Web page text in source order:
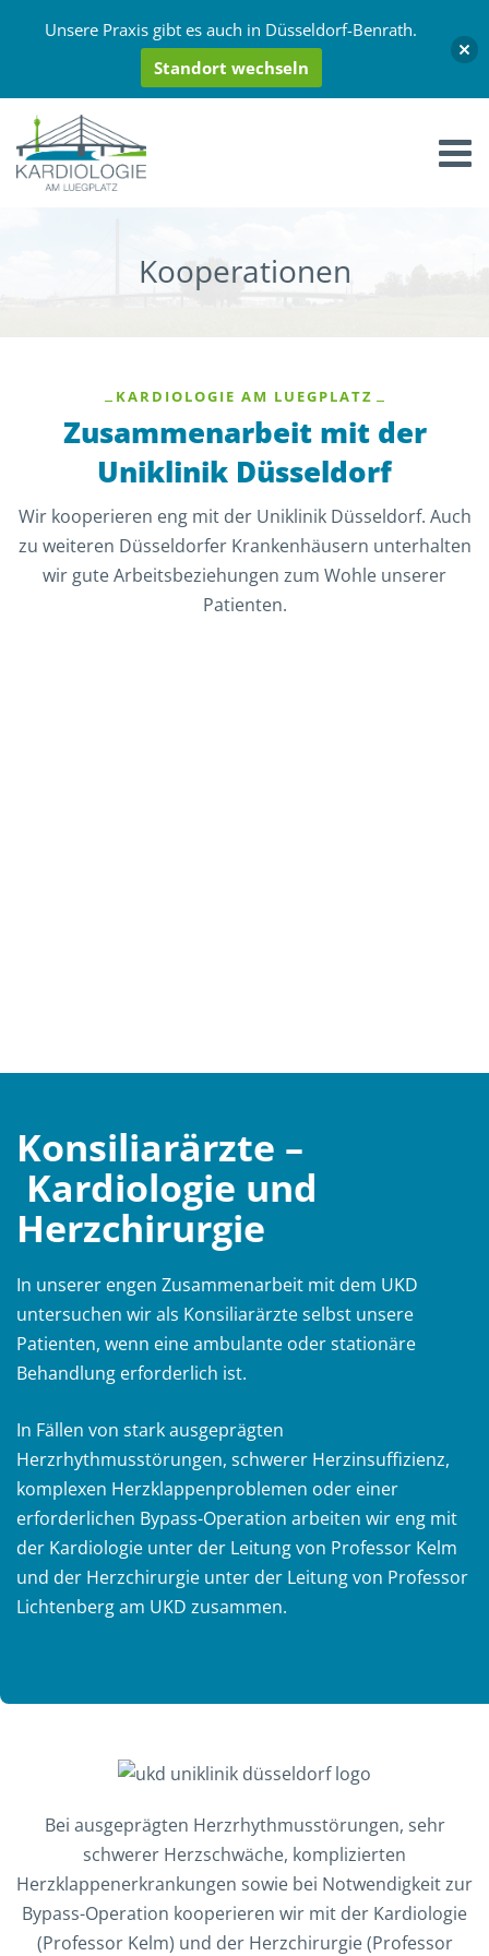
Kooperationen
KARDIOLOGIE AM LUEGPLATZ
Zusammenarbeit mit der
Uniklinik Düsseldorf
Wir kooperieren eng mit der Uniklinik Düsseldorf. Auch
zu weiteren Düsseldorfer Krankenhäusern unterhalten
wir gute Arbeitsbeziehungen zum Wohle unserer
Patienten.
Konsiliarärzte –
Kardiologie und
Herzchirurgie
In unserer engen Zusammenarbeit mit dem UKD
untersuchen wir als Konsiliarärzte selbst unsere
Patienten, wenn eine ambulante oder stationäre
Behandlung erforderlich ist.
In Fällen von stark ausgeprägten
Herzrhythmusstörungen, schwerer Herzinsuffizienz,
komplexen Herzklappenproblemen oder einer
erforderlichen Bypass-Operation arbeiten wir eng mit
der Kardiologie unter der Leitung von Professor Kelm
und der Herzchirurgie unter der Leitung von Professor
Lichtenberg am UKD zusammen.
Bei ausgeprägten Herzrhythmusstörungen, sehr
schwerer Herzschwäche, komplizierten
Herzklappenerkrankungen sowie bei Notwendigkeit zur
Bypass-Operation kooperieren wir mit der Kardiologie
(Professor Kelm) und der Herzchirurgie (Professor
Unsere Praxis gibt es auch in Düsseldorf-Benrath.
Standort wechseln